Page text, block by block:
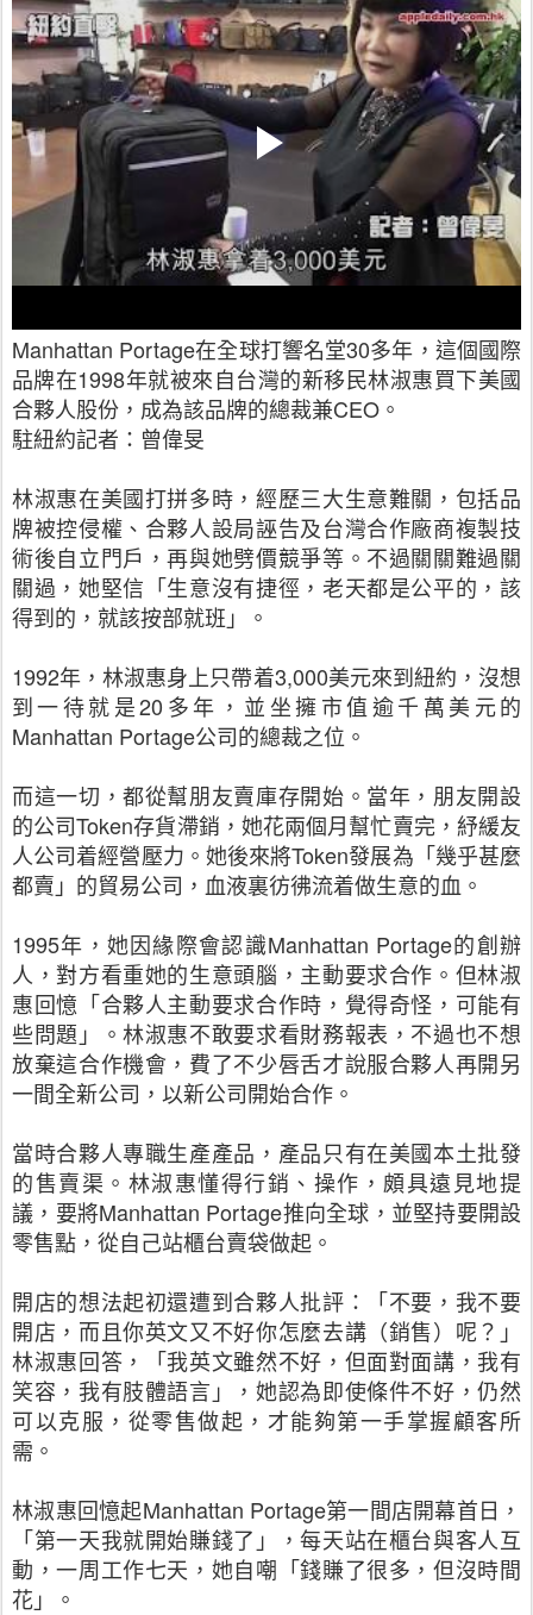
Manhattan Portage在全球打響名堂30多年，這個國際
品牌在1998年就被來自台灣的新移民林淑惠買下美國
合夥人股份，成為該品牌的總裁兼CEO 。
駐紐約記者：曾偉旻
林淑惠在美國打拼多時，經歷三大生意難關，包括品
牌被控侵權、合夥人設局誣告及台灣合作廠商複製技
術後自立門戶，再與她劈價競爭等。不過關關難過關
關過，她堅信「生意沒有捷徑，老天都是公平的，該
得到的，就該按部就班」。
1992年，林淑惠身上只帶着3,000美元來到紐約，沒想
到一待就是20 多年，並坐擁市值逾千萬美元的
Manhattan Portage公司的總裁之位。
而這一切，都從幫朋友賣庫存開始。當年，朋友開設
的公司Token存貨滯銷，她花兩個月幫忙賣完，紓緩友
人公司着經營壓力。她後來將Token發展為「幾乎甚麼
都賣」的貿易公司，血液裏彷彿流着做生意的血。
1995年，她因緣際會認識Manhattan Portage的創辦
人，對方看重她的生意頭腦，主動要求合作。但林淑
惠回憶「合夥人主動要求合作時，覺得奇怪，可能有
些問題」。林淑惠不敢要求看財務報表，不過也不想
放棄這合作機會，費了不少唇舌才說服合夥人再開另
一間全新公司，以新公司開始合作。
當時合夥人專職生產產品，產品只有在美國本土批發
的售賣渠。林淑惠懂得行銷、操作，頗具遠見地提
議，要將Manhattan Portage推向全球，並堅持要開設
零售點，從自己站櫃台賣袋做起。
開店的想法起初還遭到合夥人批評：「不要，我不要
開店，而且你英文又不好你怎麼去講（銷售）呢？」
林淑惠回答，「我英文雖然不好，但面對面講，我有
笑容，我有肢體語言」，她認為即使條件不好，仍然
可以克服，從零售做起，才能夠第一手掌握顧客所
需。
林淑惠回憶起Manhattan Portage第一間店開幕首日，
「第一天我就開始賺錢了」，每天站在櫃台與客人互
動，一周工作七天，她自嘲「錢賺了很多，但沒時間
花」。